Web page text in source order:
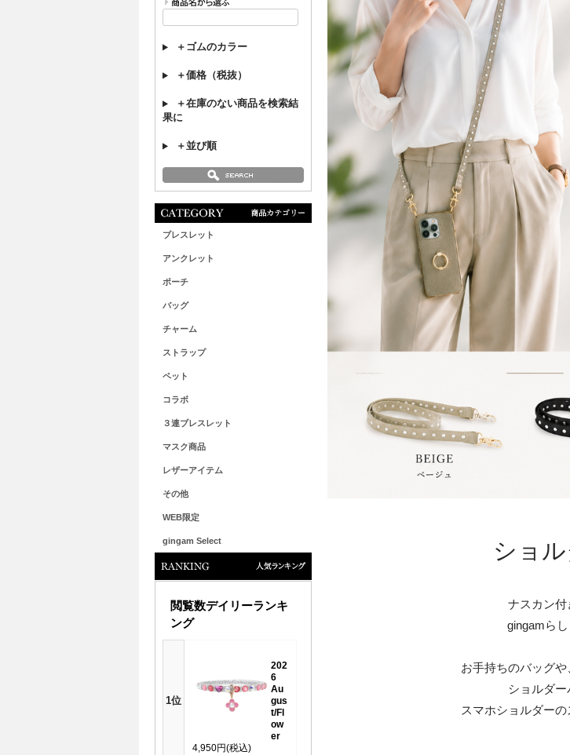
＋ゴムのカラー
＋価格（税抜）
＋在庫のない商品を検索結
果に
＋並び順
ブレスレット
アンクレット
ポーチ
バッグ
チャーム
ストラップ
ペット
コラボ
３連ブレスレット
マスク商品
レザーアイテム
その他
WEB限定
gingam Select
閲覧数デイリーランキ
ング
1位
202
6
Au
gus
t/Fl
ow
er
4,950円(税込)
ショ
ナスカン付
gingamら
お手持ちのバッグ
ショルダ
スマホショルダー